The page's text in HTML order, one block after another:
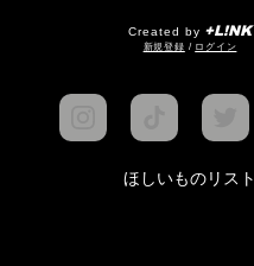
Created by +L!NK
​新規登録 / ログイン
ほしいものリスト